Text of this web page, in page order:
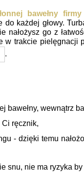
bawełny firmy
każdej głowy.
nałożysz go z
w trakcie
.
bawełny, wewnątrz
Ci ręcznik,
- dzięki temu
snu, nie ma ryzyka by